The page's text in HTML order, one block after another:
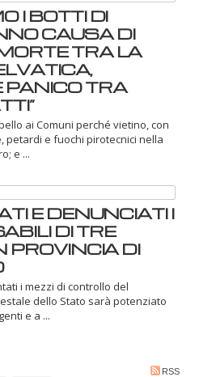
I BOTTI DI
CAUSA DI
TRA LA
PANICO TRA
ai Comuni perché vietino, con
petardi e fuochi pirotecnici nella
e ...
E DENUNCIATI I
DI TRE
PROVINCIA DI
i mezzi di controllo del
dello Stato sarà potenziato
e a ...
RSS